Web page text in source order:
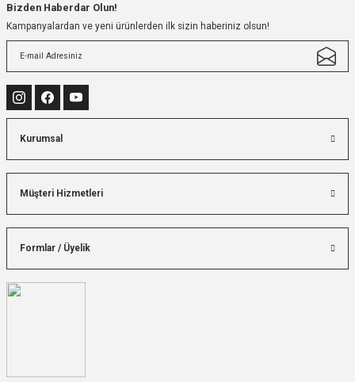
Bizden Haberdar Olun!
Kampanyalardan ve yeni ürünlerden ilk sizin haberiniz olsun!
Kurumsal
Müşteri Hizmetleri
Formlar / Üyelik